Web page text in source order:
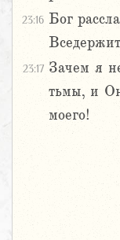
23:16 Бог
23:17 Зачем я
тьмы, и
моего!